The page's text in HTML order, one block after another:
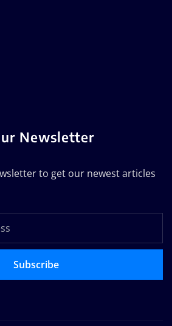
Newsletter
to get our newest articles
Subscribe